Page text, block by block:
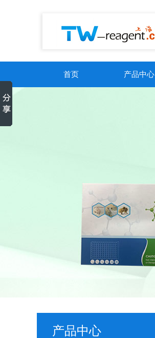
首页 产品中心
产品中心